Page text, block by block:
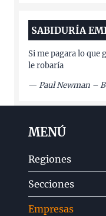
SABIDURÍA
Si me pagara lo que
le robaría
— Paul Newman –
MENÚ
Regiones
Secciones
Empresas